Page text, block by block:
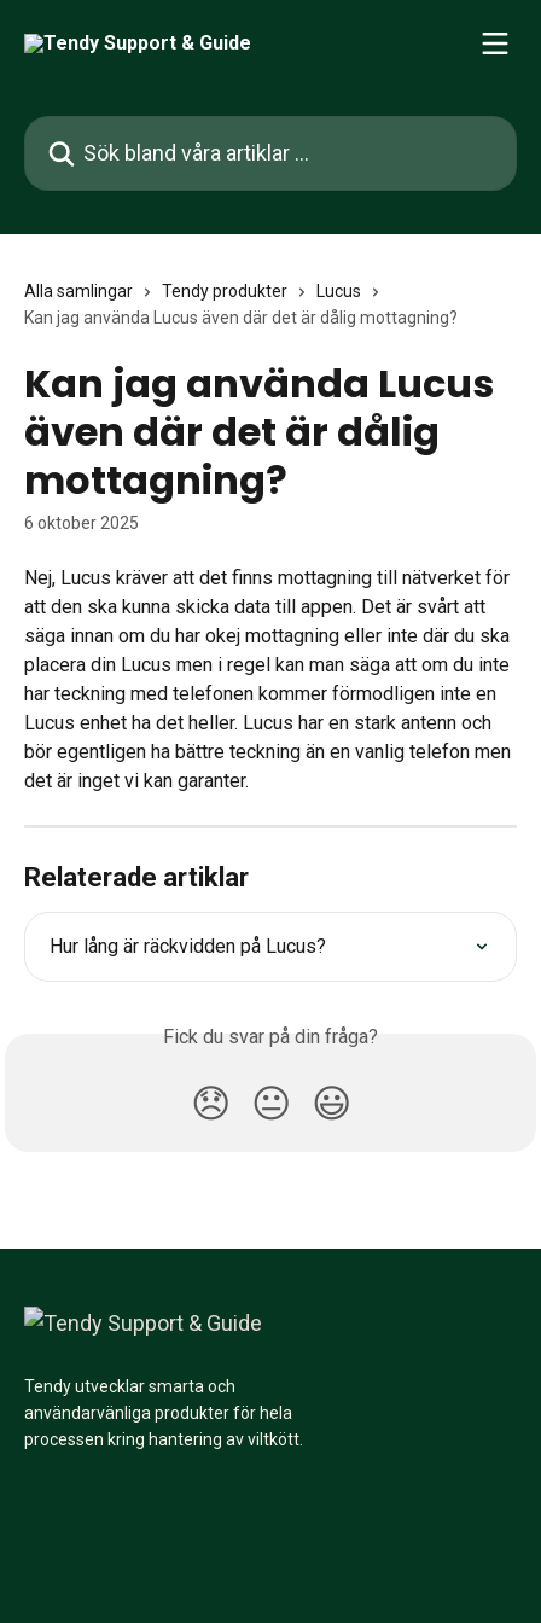
Sök bland våra artiklar …
Alla samlingar Tendy produkter
Lucus
Kan jag använda Lucus även där det är dålig mottagning?
Kan jag använda Lucus
även där det är dålig
mottagning?
6 oktober 2025
Nej, Lucus kräver att det finns mottagning till nätverket för
att den ska kunna skicka data till appen. Det är svårt att
säga innan om du har okej mottagning eller inte där du ska
placera din Lucus men i regel kan man säga att om du inte
har teckning med telefonen kommer förmodligen inte en
Lucus enhet ha det heller. Lucus har en stark antenn och
bör egentligen ha bättre teckning än en vanlig telefon men
det är inget vi kan garanter.
Relaterade artiklar
Hur lång är räckvidden på Lucus?
Fick du svar på din fråga?
😞 😐 😃
Tendy utvecklar smarta och
användarvänliga produkter för hela
processen kring hantering av viltkött.